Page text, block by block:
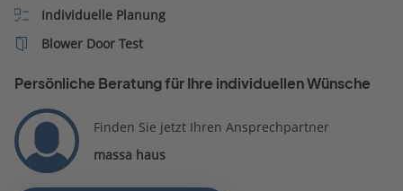
Individuelle Planung
Blower Door Test
Persönliche Beratung für Ihre individuellen Wünsche
Finden Sie jetzt Ihren Ansprechpartner
massa haus